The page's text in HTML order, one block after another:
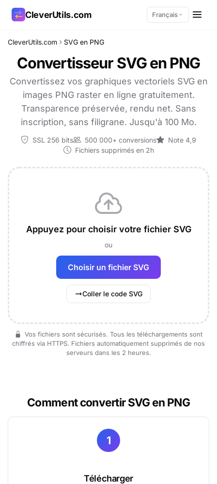
CleverUtils.com Français
CleverUtils.com SVG en PNG
Convertisseur SVG en PNG
Convertissez vos graphiques vectoriels SVG en
images PNG raster en ligne gratuitement.
Transparence préservée, rendu net. Sans
inscription, sans filigrane. Jusqu'à 100 Mo.
SSL 256 bits 500 000+ conversions
Note 4,9
Fichiers supprimés en 2h
Appuyez pour choisir votre fichier SVG
ou
Choisir un fichier SVG
Coller le code SVG
Vos fichiers sont sécurisés. Tous les téléchargements sont
chiffrés via HTTPS. Fichiers automatiquement supprimés de nos
serveurs dans les 2 heures.
Comment convertir SVG en PNG
1
Télécharger
Copier le lien